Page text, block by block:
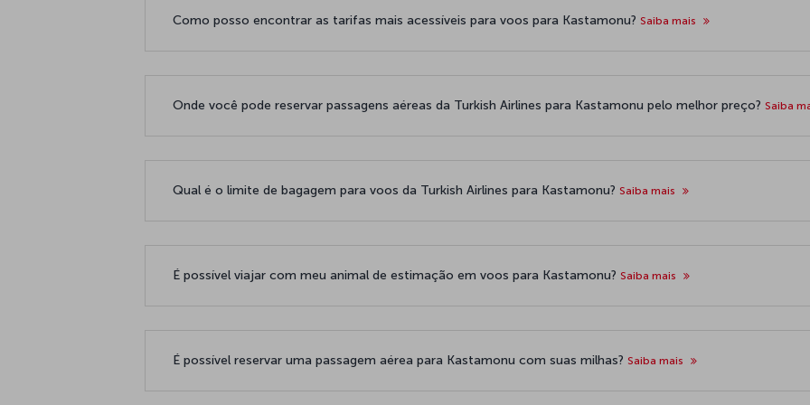
Como posso encontrar as tarifas mais acessíveis para voos para Kastamonu? Saiba mais
Onde você pode reservar passagens aéreas da Turkish Airlines para Kastamonu pelo melhor preço? Saiba
Qual é o limite de bagagem para voos da Turkish Airlines para Kastamonu? Saiba mais
É possível viajar com meu animal de estimação em voos para Kastamonu? Saiba mais
É possível reservar uma passagem aérea para Kastamonu com suas milhas? Saiba mais